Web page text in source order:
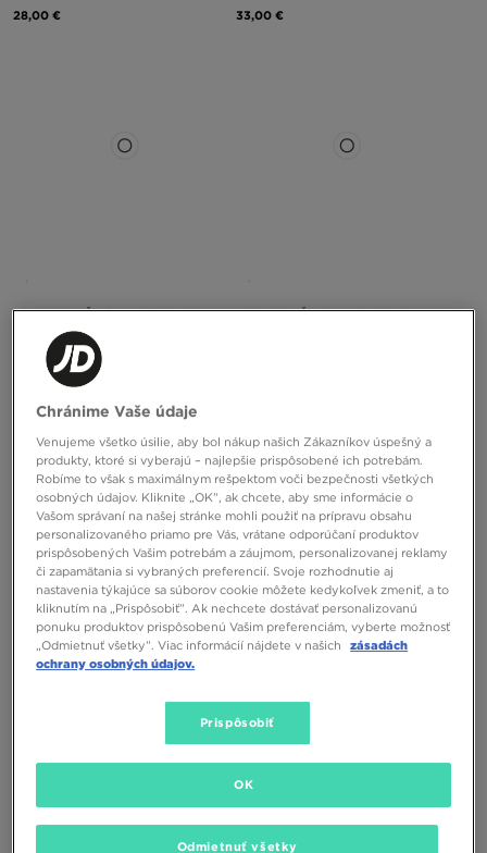
28,00 € 33,00 €
HOODRICH ČIAPKA HERITAGE
TRUCKER CAP
35,00 €
NEW ERA ČIAPKA JR LE 940 NYY
HOODRICH ČIAPKA CORE '26 5
30,00 €
Chránime Vaše údaje
Venujeme všetko úsilie, aby bol nákup našich Zákazníkov úspešný a
produkty, ktoré si vyberajú – najlepšie prispôsobené ich potrebám.
Robíme to však s maximálnym rešpektom voči bezpečnosti všetkých
osobných údajov. Kliknite „OK”, ak chcete, aby sme informácie o
Vašom správaní na našej stránke mohli použiť na prípravu obsahu
personalizovaného priamo pre Vás, vrátane odporúčaní produktov
prispôsobených Vašim potrebám a záujmom, personalizovanej reklamy
či zapamätania si vybraných preferencií. Svoje rozhodnutie aj
nastavenia týkajúce sa súborov cookie môžete kedykoľvek zmeniť, a to
kliknutím na „Prispôsobiť”. Ak nechcete dostávať personalizovanú
ponuku produktov prispôsobenú Vašim preferenciám, vyberte možnosť
„Odmietnuť všetky”. Viac informácií nájdete v našich
zásadách
ochrany osobných údajov.
Prispôsobiť
Odmietnuť všetky
OK